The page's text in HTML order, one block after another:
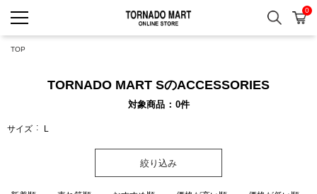
検索 カ
0
TOP
TORNADO MART SのACCESSORIES
対象商品 0件
サイズ L
絞り込み